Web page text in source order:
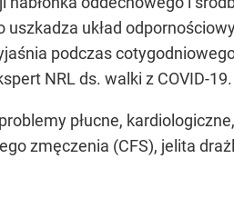
układ
podczas
NRL ds. walki z COVID-19.
płucne,
zmęczenia (CFS), jelita